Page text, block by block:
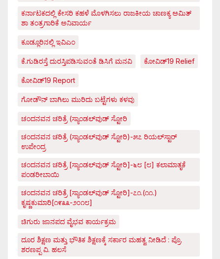
ಕರ್ನಾಟಕದಲ್ಲಿ ಕೇಸರಿ ಕಹಳೆ ಮೊಳಗಿಸಲು ರಾಜಕೀಯ ಚಾಣಕ್ಯ ಅಮಿತ್
ಶಾ ತಂತ್ರಗಾರಿಕೆ ಅನಿವಾರ್ಯ
ಕೂಡ್ಲೂರಿನಲ್ಲಿ ಇವಿಎಂ
ಕೆ.ಗುಡಿರಸ್ತೆ ದುರಸ್ತಿಪಡಿಸುವಂತೆ ಡಿಸಿಗೆ ಮನವಿ ಕೋವಿಡ್‌19 Relief
ಕೋವಿಡ್‌19 Report
ಗೋಡೌನ್ ಬಾಗಿಲು ಮುರಿದು ಬಟ್ಟೆಗಳು ಕಳವು
ಚಂದನವನ ಚರಿತ್ರೆ (ಸ್ಯಾಂಡಲ್‌ವುಡ್ ಸ್ಟೋರಿ
ಚಂದನವನ ಚರಿತ್ರೆ (ಸ್ಯಾಂಡಲ್‌ವುಡ್ ಸ್ಟೋರಿ)-೫೭ ರಿಯಲ್‌ಸ್ಟಾರ್
ಉಪೇಂದ್ರ
ಚಂದನವನ ಚರಿತ್ರೆ [ಸ್ಯಾಂಡಲ್‌ವುಡ್ ಸ್ಟೋರಿ]-೬೮ [೮] ಕಲಾಮಾತೃಕೆ
ಪಂಡರೀಬಾಯಿ
ಚಂದನವನ ಚರಿತ್ರೆ [ಸ್ಯಾಂಡಲ್‌ವುಡ್ ಸ್ಟೋರಿ]-೭೧.(೧೧.)
ಕೃಷ್ಣಕುಮಾರಿ[೧೯೩೩-೨೦೧೮]
ಚಿಗುರು ಜಾನಪದ ವೈಭವ ಕಾರ್ಯಕ್ರಮ
ದೂರ ಶಿಕ್ಷಣ ಮತ್ತು ಭೌತಿಕ ಶಿಕ್ಷಣಕ್ಕೆ ಸರ್ಕಾರ ಮಹತ್ವ ನೀಡಿದೆ : ಪ್ರೊ.
ಶರಣಪ್ಪ ವಿ. ಹಲಸೆ